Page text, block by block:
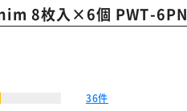
8枚入×6個 PWT-6PN
36件